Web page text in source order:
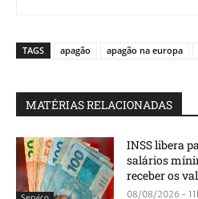
TAGS apagão apagão na europa
MATÉRIAS RELACIONADAS
INSS libera
salários
receber os
08/08/2026 -